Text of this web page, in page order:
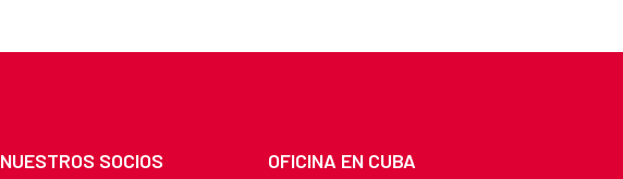
NUESTROS SOCIOS
OFICINA EN CUBA